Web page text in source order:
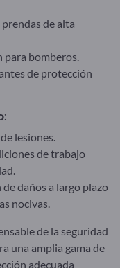
de alta
para bomberos.
de protección
lesiones.
de trabajo
daños a largo plazo
nocivas.
de la seguridad
una amplia gama de
adecuada